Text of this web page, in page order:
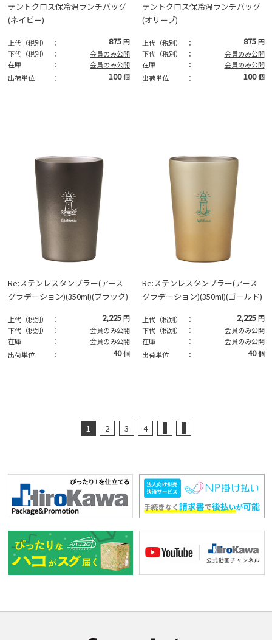
テントクロス保冷温ランチバッグ
(ネイビー)
上代（税別） ： 875円
下代（税別）
：
会員のみ公開
在庫
：
会員のみ公開
出荷単位
： 100個
テントクロス保冷温ランチバッグ
(オリーブ)
上代（税別） ： 875 円
下代（税別）
：
会員のみ公開
在庫
：
会員のみ公開
出荷単位
： 100 個
Re:ステンレスタンブラー(アース
グラデーション)(350ml)(ブラック)
上代（税別） ： 2,225円
下代（税別）
：
会員のみ公開
在庫
：
会員のみ公開
出荷単位
： 40個
Re:ステンレスタンブラー(アース
グラデーション)(350ml)(ゴールド)
上代（税別） ： 2,225 円
下代（税別）
：
会員のみ公開
在庫
：
会員のみ公開
出荷単位
： 40 個
1 2 3 4